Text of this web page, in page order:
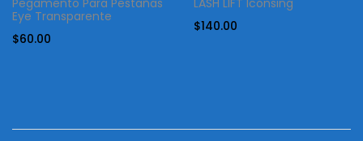
Pegamento Para Pestañas
Eye Transparente
$60.00
LASH LIFT Iconsing
$140.00